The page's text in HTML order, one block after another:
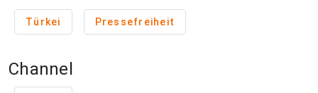
Türkei Pressefreiheit
Channel